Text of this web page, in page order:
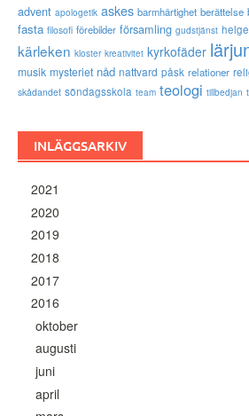
advent apologetik askes barmhärtighet berättelse
fasta filosofi förebilder församling gudstjänst
kärleken kloster kreativitet kyrkofäder
musik mysteriet nåd nattvard påsk relationer
skådandet söndagsskola team teologi tillbedjan
INLÄGGSARKIV
2021
2020
2019
2018
2017
2016
oktober
augusti
juni
april